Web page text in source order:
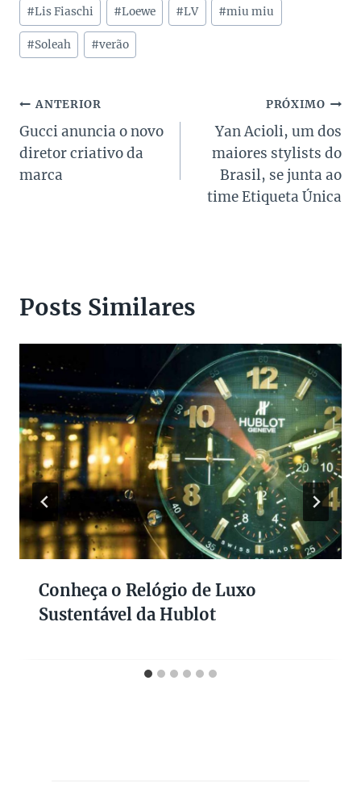
#Lis Fiaschi #Loewe #LV #miu miu
#Soleah #verão
Navegação
de
Post
ANTERIOR
Gucci anuncia o novo
diretor criativo da
marca
PRÓXIMO
Yan Acioli, um dos
maiores stylists do
Brasil, se junta ao
time Etiqueta Única
Posts Similares
Conheça o Relógio de Luxo
Sustentável da Hublot